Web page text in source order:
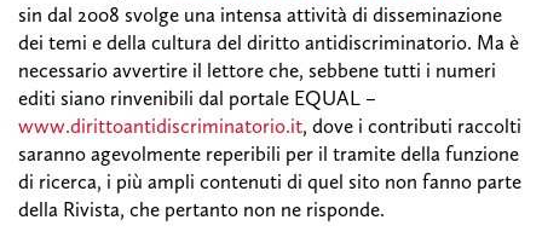
sin dal 2008 svolge una intensa attività di disseminazione
dei temi e della cultura del diritto antidiscriminatorio. Ma è
necessario avvertire il lettore che, sebbene tutti i numeri
editi siano rinvenibili dal portale EQUAL –
www.dirittoantidiscriminatorio.it, dove i contributi raccolti
saranno agevolmente reperibili per il tramite della funzione
di ricerca, i più ampli contenuti di quel sito non fanno parte
della Rivista, che pertanto non ne risponde.